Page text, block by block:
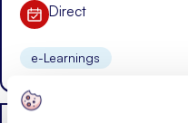
Direct
e-Learnings